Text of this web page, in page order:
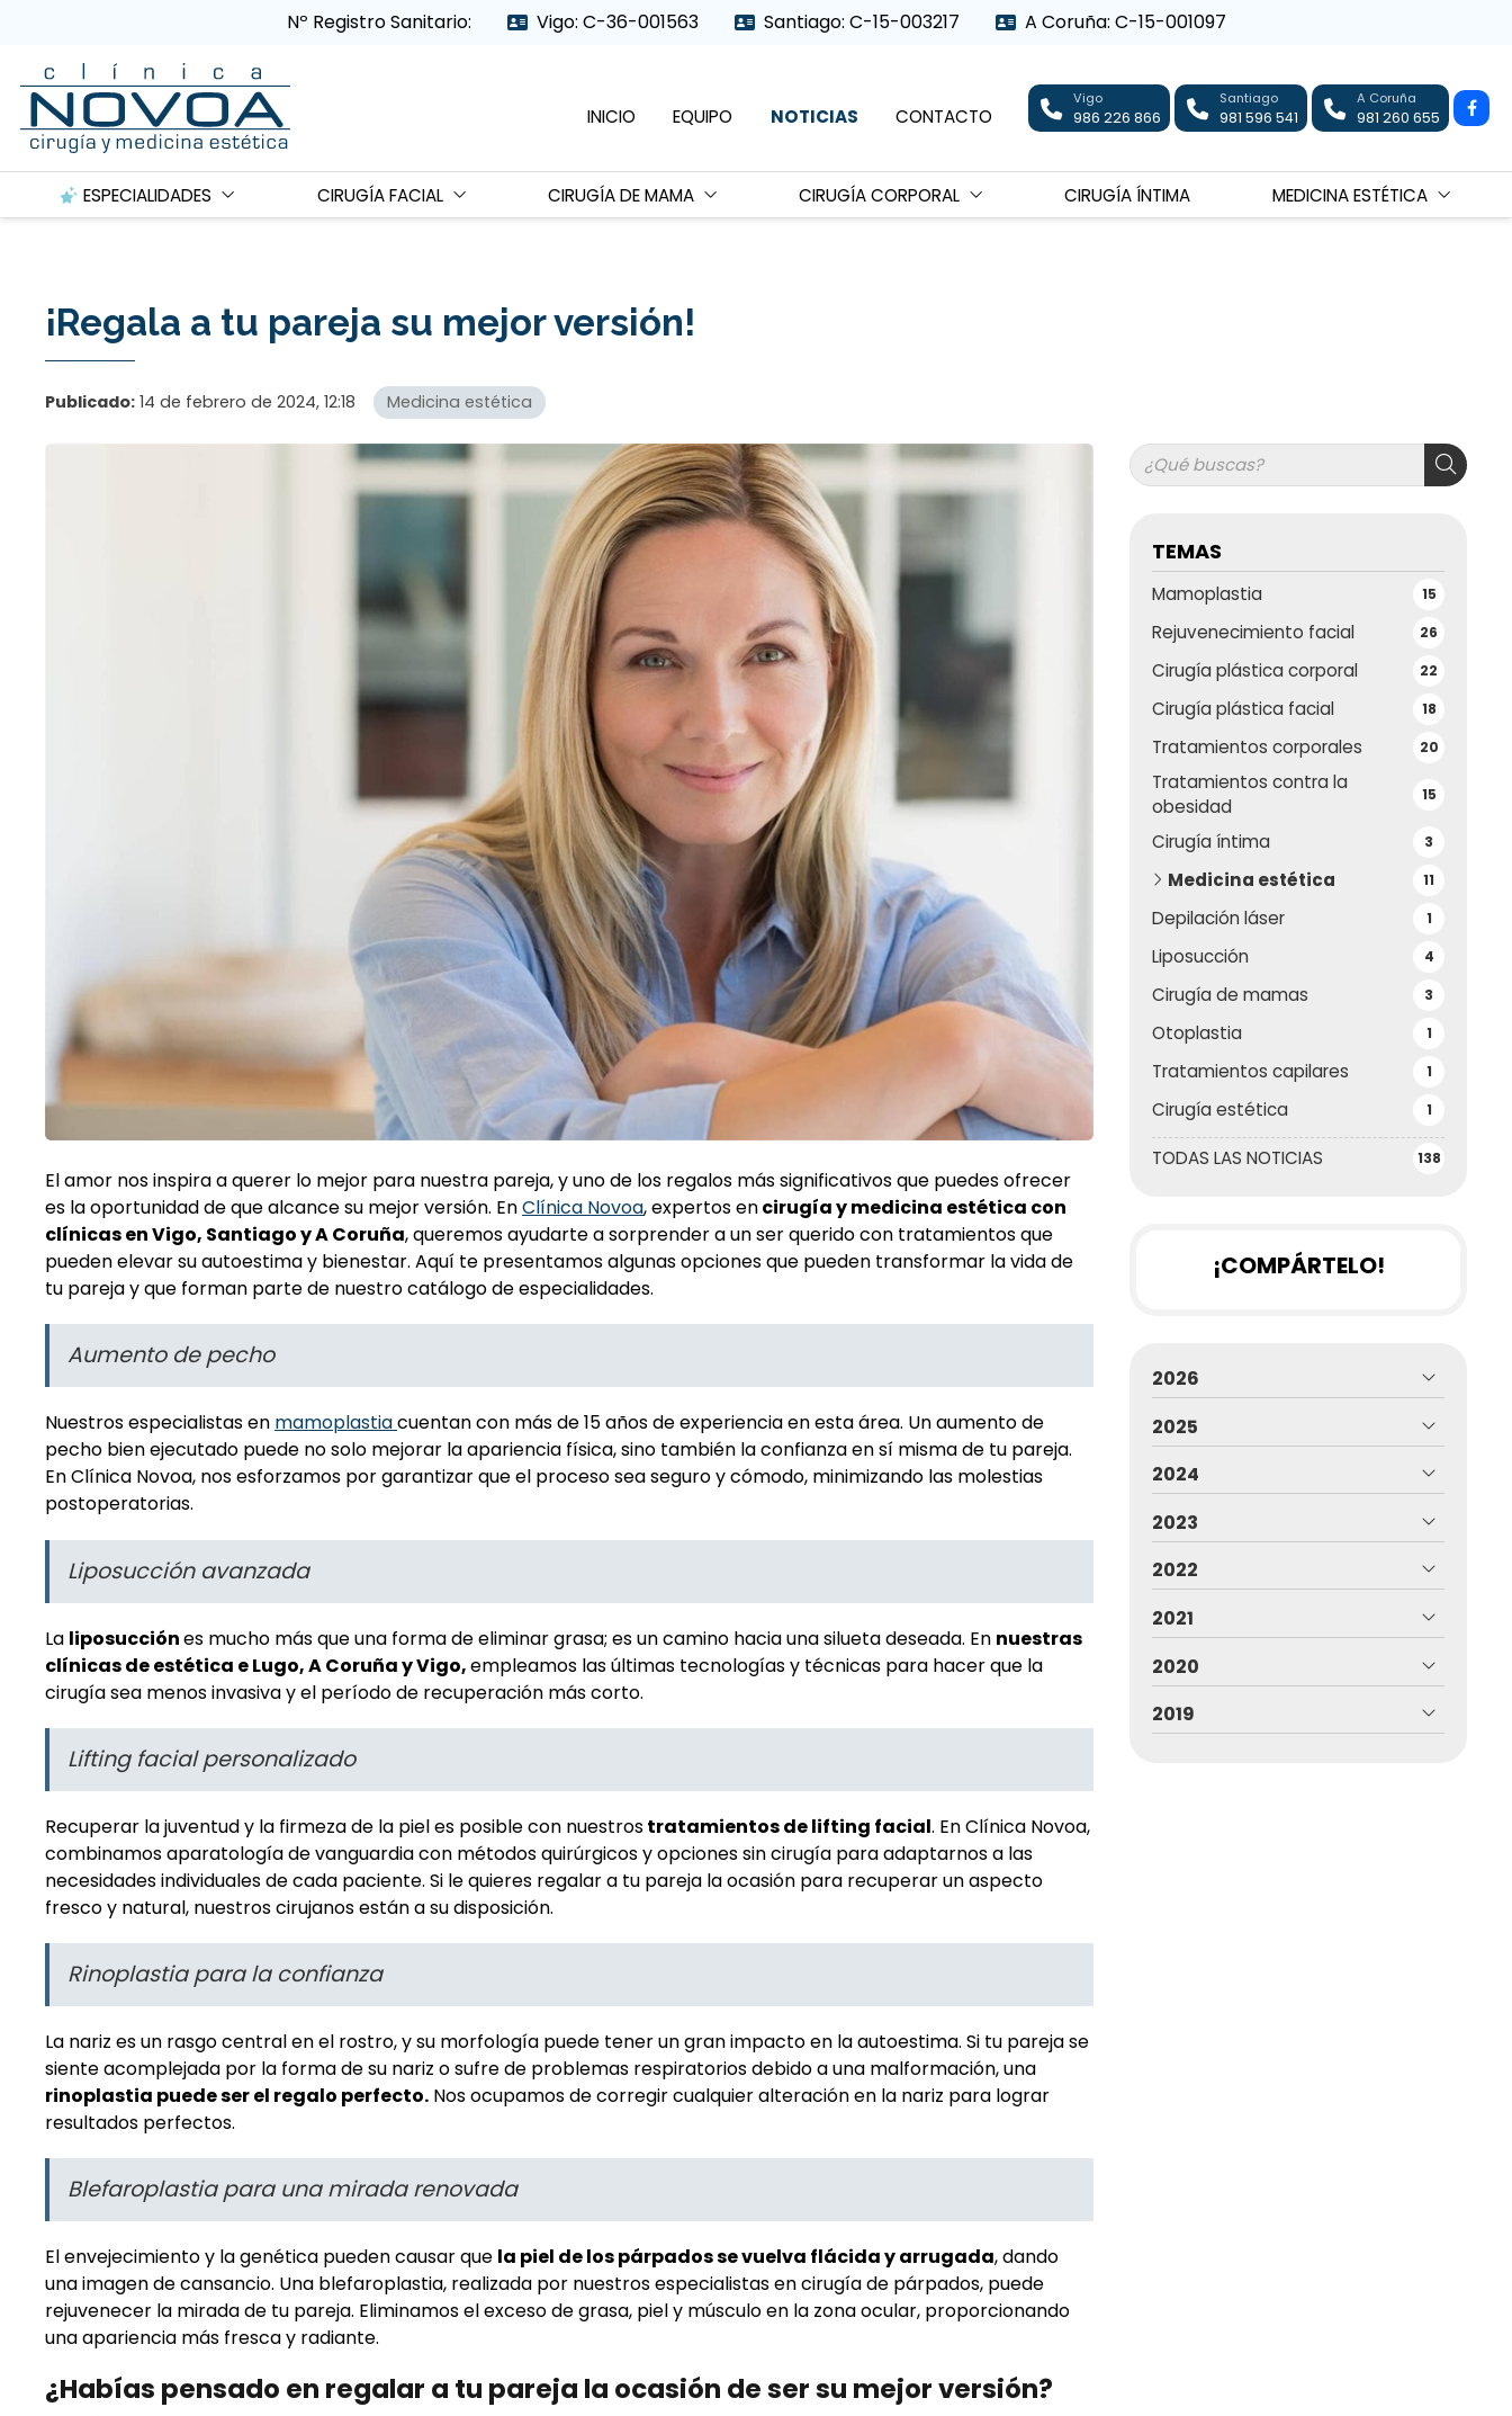
Nº Registro Sanitario: Vigo: C-36-001563 Santiago: C-15-003217 A Coruña: C-15-001097
INICIO EQUIPO NOTICIAS CONTACTO
Vigo
986 226 866
Santiago
981 596 541
A Coruña
981 260 655
ESPECIALIDADES CIRUGÍA FACIAL CIRUGÍA DE MAMA CIRUGÍA CORPORAL CIRUGÍA ÍNTIMA MEDICINA ESTÉTICA
¡Regala a tu pareja su mejor versión!
Publicado: 14 de febrero de 2024, 12:18 Medicina estética
TEMAS
TODAS LAS NOTICIAS 138
Mamoplastia 15
Rejuvenecimiento facial 26
Cirugía plástica corporal 22
Cirugía plástica facial 18
Tratamientos corporales 20
Tratamientos contra la
obesidad
15
Cirugía íntima 3
Medicina estética 11
Depilación láser 1
Liposucción 4
Cirugía de mamas 3
Otoplastia 1
Tratamientos capilares 1
Cirugía estética 1
El amor nos inspira a querer lo mejor para nuestra pareja, y uno de los regalos más significativos que puedes ofrecer
es la oportunidad de que alcance su mejor versión. EnClínica Novoa, expertos encirugía y medicina estética con
clínicas en Vigo, Santiago y A Coruña, queremos ayudarte a sorprender a un ser querido con tratamientos que
pueden elevar su autoestima y bienestar. Aquí te presentamos algunas opciones que pueden transformar la vida de
tu pareja y que forman parte de nuestro catálogo de especialidades.
Aumento de pecho
Nuestros especialistas en mamoplastiacuentan con más de 15 años de experiencia en esta área. Un aumento de
pecho bien ejecutado puede no solo mejorar la apariencia física, sino también la confianza en sí misma de tu pareja.
En Clínica Novoa, nos esforzamos por garantizar que el proceso sea seguro y cómodo, minimizando las molestias
postoperatorias.
Liposucción avanzada
La liposucciónes mucho más que una forma de eliminar grasa; es un camino hacia una silueta deseada. En nuestras
clínicas de estética e Lugo, A Coruña y Vigo,empleamos las últimas tecnologías y técnicas para hacer que la
cirugía sea menos invasiva y el período de recuperación más corto.
Lifting facial personalizado
Recuperar la juventud y la firmeza de la piel es posible con nuestrostratamientos de lifting facial. En Clínica Novoa,
combinamos aparatología de vanguardia con métodos quirúrgicos y opciones sin cirugía para adaptarnos a las
necesidades individuales de cada paciente. Si le quieres regalar a tu pareja la ocasión para recuperar un aspecto
fresco y natural, nuestros cirujanos están a su disposición.
Rinoplastia para la confianza
La nariz es un rasgo central en el rostro, y su morfología puede tener un gran impacto en la autoestima. Si tu pareja se
siente acomplejada por la forma de su nariz o sufre de problemas respiratorios debido a una malformación, una
rinoplastia puede ser el regalo perfecto. Nos ocupamos de corregir cualquier alteración en la nariz para lograr
resultados perfectos.
Blefaroplastia para una mirada renovada
El envejecimiento y la genética pueden causar que la piel de los párpados se vuelva flácida y arrugada, dando
una imagen de cansancio. Una blefaroplastia, realizada por nuestros especialistas en cirugía de párpados, puede
rejuvenecer la mirada de tu pareja. Eliminamos el exceso de grasa, piel y músculo en la zona ocular, proporcionando
una apariencia más fresca y radiante.
¿Habías pensado en regalar a tu pareja la ocasión de ser su mejor versión?
¡COMPÁRTELO!
2026
2025
2024
2023
2022
2021
2020
2019